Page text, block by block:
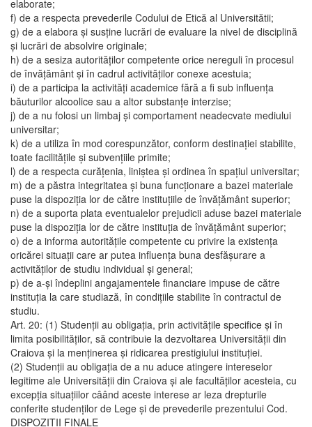
elaborate;
f) de a respecta prevederile Codului de Etică al Universitătii;
g) de a elabora şi susţine lucrări de evaluare la nivel de disciplină
şi lucrări de absolvire originale;
h) de a sesiza autorităţilor competente orice nereguli în procesul
de învăţământ şi în cadrul activităţilor conexe acestuia;
i) de a participa la activităţi academice fără a fi sub influenţa
băuturilor alcoolice sau a altor substanţe interzise;
j) de a nu folosi un limbaj şi comportament neadecvate mediului
universitar;
k) de a utiliza în mod corespunzător, conform destinaţiei stabilite,
toate facilităţile şi subvenţiile primite;
l) de a respecta curăţenia, liniştea şi ordinea în spaţiul universitar;
m) de a păstra integritatea şi buna funcţionare a bazei materiale
puse la dispoziţia lor de către instituţiile de învăţământ superior;
n) de a suporta plata eventualelor prejudicii aduse bazei materiale
puse la dispoziţia lor de către instituţia de învăţământ superior;
o) de a informa autorităţile competente cu privire la existenţa
oricărei situaţii care ar putea influenţa buna desfăşurare a
activităţilor de studiu individual şi general;
p) de a-şi îndeplini angajamentele financiare impuse de către
instituţia la care studiază, în condiţiile stabilite în contractul de
studiu.
Art. 20: (1) Studenţii au obligaţia, prin activităţile specifice şi în
limita posibilităţilor, să contribuie la dezvoltarea Universităţii din
Craiova şi la menţinerea şi ridicarea prestigiului instituţiei.
(2) Studenţii au obligaţia de a nu aduce atingere intereselor
legitime ale Universităţii din Craiova şi ale facultăţilor acesteia, cu
excepţia situaţiilor câând aceste interese ar leza drepturile
conferite studenţilor de Lege şi de prevederile prezentului Cod.
DISPOZIŢII FINALE